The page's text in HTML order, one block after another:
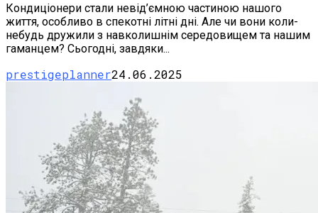
Кондиціонери стали невід’ємною частиною нашого
життя, особливо в спекотні літні дні. Але чи вони коли-
небудь дружили з навколишнім середовищем та нашим
гаманцем? Сьогодні, завдяки...
prestigeplanner24.06.2025